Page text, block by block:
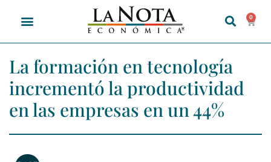
0
La formación en tecnología
incrementó la productividad
en las empresas en un 44%